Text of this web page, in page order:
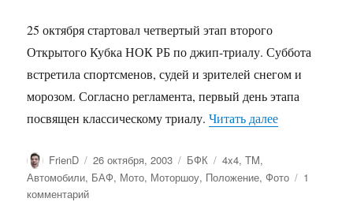
25 октября стартовал четвертый этап второго
Открытого Кубка НОК РБ по джип-триалу. Суббота
встретила спортсменов, судей и зрителей снегом и
морозом. Согласно регламента, первый день этапа
посвящен классическому триалу.Читать далее«На джипе и
Автор
FrienD Опубликовано
26 октября, 2003 Рубрики
БФК Метки
4x4,TM,
Автомобили, БАФ, Мото, Моторшоу, Положение,Фото
1
комментарийк